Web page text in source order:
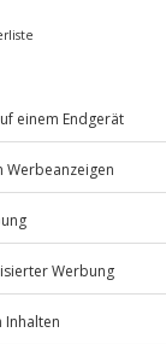
im